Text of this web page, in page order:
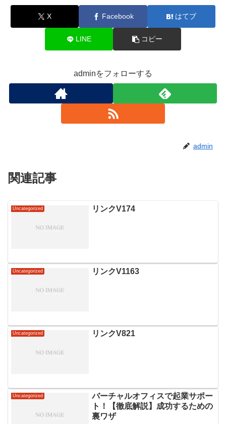
X Facebook はてブ
LINE コピー
adminをフォローする
admin
関連記事
Uncategorized リンクV174
Uncategorized リンクV1163
Uncategorized リンクV821
Uncategorized
バーチャルオフィスで起業サポー
ト！【徹底解説】成功するための
裏ワザ